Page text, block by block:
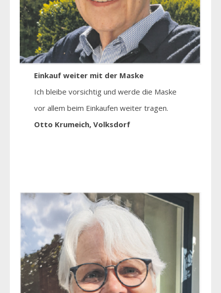
Einkauf weiter mit der Maske
Ich bleibe vorsichtig und werde die Maske
vor allem beim Einkaufen weiter tragen.
Otto Krumeich, Volksdorf